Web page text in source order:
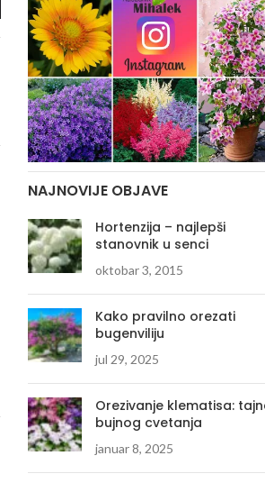
NAJNOVIJE OBJAVE
Hortenzija – najlepši
stanovnik u senci
oktobar 3, 2015
Kako pravilno orezati
bugenviliju
jul 29, 2025
Orezivanje klematisa:
bujnog cvetanja
januar 8, 2025